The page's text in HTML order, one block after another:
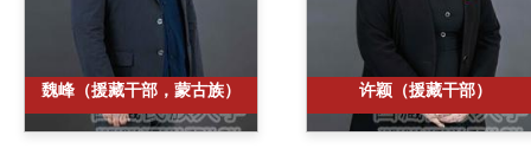
魏峰（援藏干部，蒙古族） 许颖（援藏干部）